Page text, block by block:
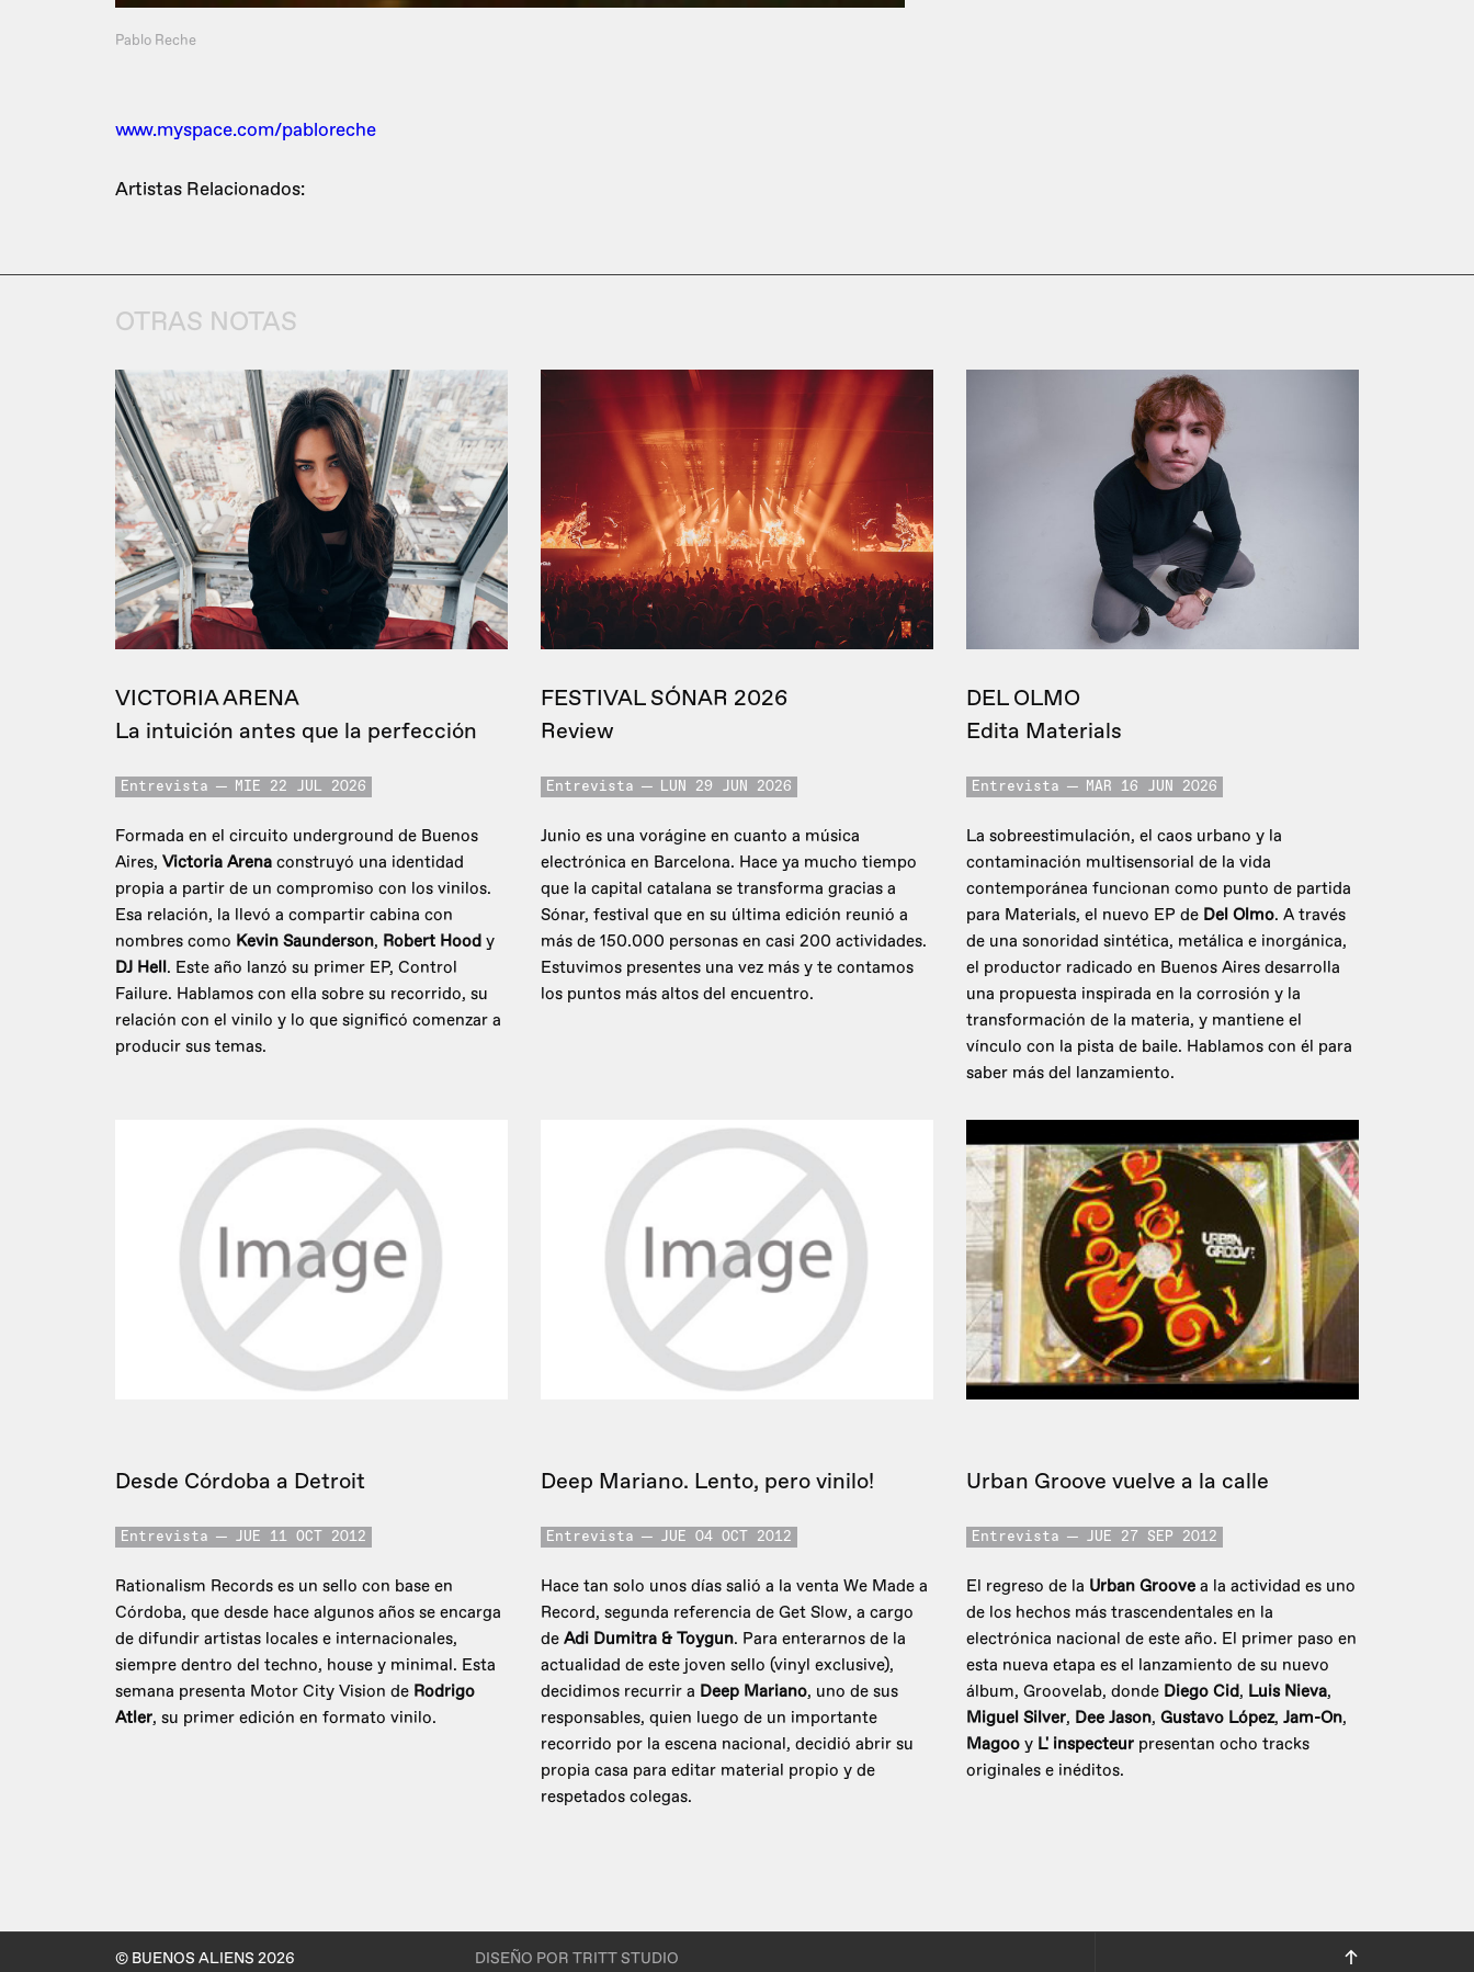
Pablo Reche
www.myspace.com/pabloreche
Artistas Relacionados:
OTRAS NOTAS
VICTORIA ARENA
La intuición antes que la perfección
Entrevista MIE 22 JUL 2026
Formada en el circuito underground de Buenos
Aires, Victoria Arena construyó una identidad
propia a partir de un compromiso con los vinilos.
Esa relación, la llevó a compartir cabina con
nombres como Kevin Saunderson, Robert Hood y
DJ Hell. Este año lanzó su primer EP, Control
Failure. Hablamos con ella sobre su recorrido, su
relación con el vinilo y lo que significó comenzar a
producir sus temas.
FESTIVAL SÓNAR 2026
Review
Entrevista LUN 29 JUN 2026
Junio es una vorágine en cuanto a música
electrónica en Barcelona. Hace ya mucho tiempo
que la capital catalana se transforma gracias a
Sónar, festival que en su última edición reunió a
más de 150.000 personas en casi 200 actividades.
Estuvimos presentes una vez más y te contamos
los puntos más altos del encuentro.
DEL OLMO
Edita Materials
Entrevista MAR 16 JUN 2026
La sobreestimulación, el caos urbano y la
contaminación multisensorial de la vida
contemporánea funcionan como punto de partida
para Materials, el nuevo EP de Del Olmo. A través
de una sonoridad sintética, metálica e inorgánica,
el productor radicado en Buenos Aires desarrolla
una propuesta inspirada en la corrosión y la
transformación de la materia, y mantiene el
vínculo con la pista de baile. Hablamos con él para
saber más del lanzamiento.
Desde Córdoba a Detroit
Entrevista JUE 11 OCT 2012
Rationalism Records es un sello con base en
Córdoba, que desde hace algunos años se encarga
de difundir artistas locales e internacionales,
siempre dentro del techno, house y minimal. Esta
semana presenta Motor City Vision de Rodrigo
Atler, su primer edición en formato vinilo.
Deep Mariano. Lento, pero vinilo!
Entrevista JUE 04 OCT 2012
Hace tan solo unos días salió a la venta We Made a
Record, segunda referencia de Get Slow, a cargo
de Adi Dumitra & Toygun. Para enterarnos de la
actualidad de este joven sello (vinyl exclusive),
decidimos recurrir a Deep Mariano, uno de sus
responsables, quien luego de un importante
recorrido por la escena nacional, decidió abrir su
propia casa para editar material propio y de
respetados colegas.
Urban Groove vuelve a la calle
Entrevista JUE 27 SEP 2012
El regreso de la Urban Groove a la actividad es uno
de los hechos más trascendentales en la
electrónica nacional de este año. El primer paso en
esta nueva etapa es el lanzamiento de su nuevo
álbum, Groovelab, donde Diego Cid, Luis Nieva,
Miguel Silver, Dee Jason, Gustavo López, Jam-On,
Magoo y L' inspecteur presentan ocho tracks
originales e inéditos.
© BUENOS ALIENS 2026 DISEÑO POR TRITT STUDIO